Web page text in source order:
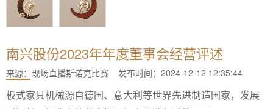
南兴股份2023年年度董事会经营评述
来源： 现场直播斯诺克比赛 发布时间：2024-12-12 12:35:44
板式家具机械源自德国、意大利等世界先进制造国家，发展